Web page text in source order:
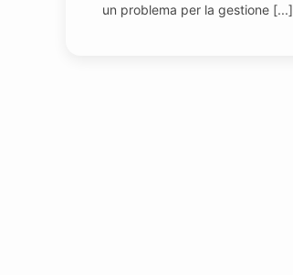
un problema per la gestione [...]